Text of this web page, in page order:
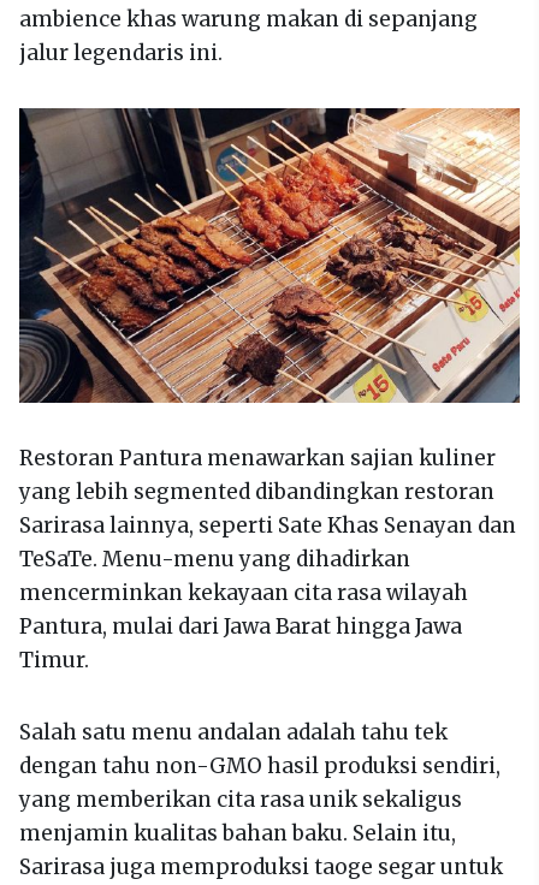
ambience khas warung makan di sepanjang
jalur legendaris ini.
Restoran Pantura menawarkan sajian kuliner
yang lebih segmented dibandingkan restoran
Sarirasa lainnya, seperti Sate Khas Senayan dan
TeSaTe. Menu-menu yang dihadirkan
mencerminkan kekayaan cita rasa wilayah
Pantura, mulai dari Jawa Barat hingga Jawa
Timur.
Salah satu menu andalan adalah tahu tek
dengan tahu non-GMO hasil produksi sendiri,
yang memberikan cita rasa unik sekaligus
menjamin kualitas bahan baku. Selain itu,
Sarirasa juga memproduksi taoge segar untuk